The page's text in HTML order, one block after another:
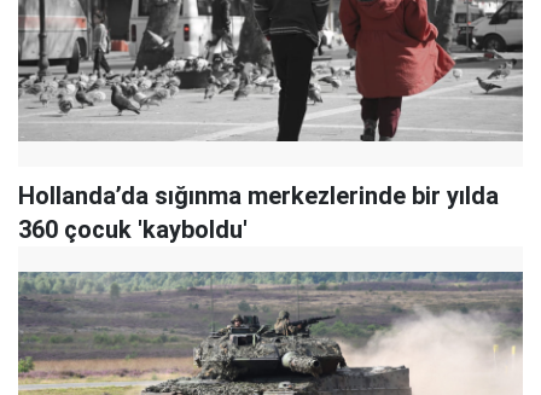
Hollanda’da sığınma merkezlerinde bir yılda
360 çocuk 'kayboldu'